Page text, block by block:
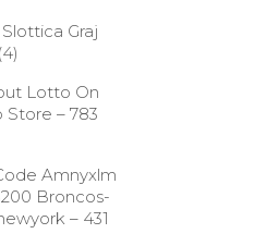
Graj
Lotto On
Store – 783
Amnyxlm
Broncos-
– 431